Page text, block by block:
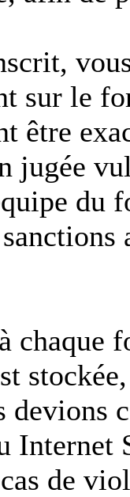
sur le
être
jugée
du
chaque
devions
de